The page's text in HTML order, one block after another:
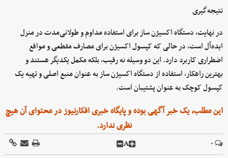
نتیجه‌گیری
در نهایت، دستگاه اکسیژن ساز برای استفاده مداوم و طولانی‌مدت در منزل
ایده‌آل است، در حالی که کپسول اکسیژن برای مصارف مقطعی و مواقع
اضطراری کاربرد دارد. این دو وسیله نه رقیب، بلکه مکمل یکدیگر هستند و
بهترین راهکار، استفاده از دستگاه اکسیژن ساز به عنوان منبع اصلی و تهیه یک
کپسول کوچک به عنوان پشتیبان است.
این مطلب، یک خبر آگهی بوده و پایگاه خبری افکارنیوز در محتوای آن هیچ
نظری ندارد.
۰ A